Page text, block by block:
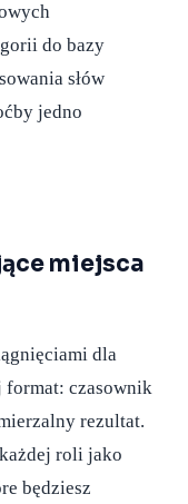
do bazy
słów
jedno
miejsca
dla
format: czasownik
rezultat.
roli jako
będziesz